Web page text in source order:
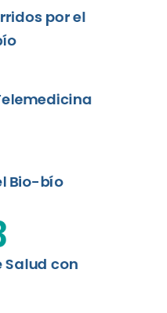
por el
Bio-bío
Salud con